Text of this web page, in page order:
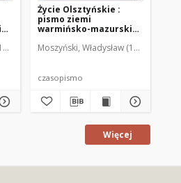
2001). Red. Mroczkowski, Włodzimierz
Życie Olsztyńskie :
pismo ziemi
warmińsko-mazurskiej,
Moszyński, Władysław (1922-2001).
czasopismo
Więcej